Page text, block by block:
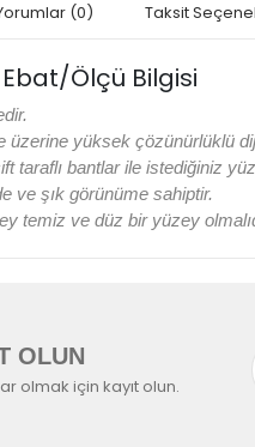
(0) Taksit
Ölçü Bilgisi
yüksek çözünürlüklü
taraflı bantlar ile istediğiniz
ve şık görünüme sahiptir.
temiz ve düz bir yüzey
OLUN
olmak için kayıt olun.